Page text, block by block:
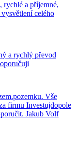
rychlé a příjemné,
celého
a rychlý převod
Vše
firmu Investujdopole
Jakub Volf